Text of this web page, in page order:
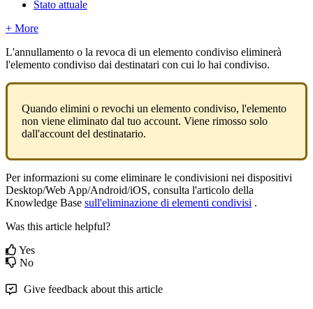
Stato attuale
+ More
L'annullamento o la revoca di un elemento condiviso eliminerà
l'elemento condiviso dai destinatari con cui lo hai condiviso.
Quando elimini o revochi un elemento condiviso, l'elemento
non viene eliminato dal tuo account. Viene rimosso solo
dall'account del destinatario.
Per informazioni su come eliminare le condivisioni nei dispositivi
Desktop/Web App/Android/iOS, consulta l'articolo della
Knowledge Base sull'eliminazione di elementi condivisi .
Was this article helpful?
Yes
No
Give feedback about this article